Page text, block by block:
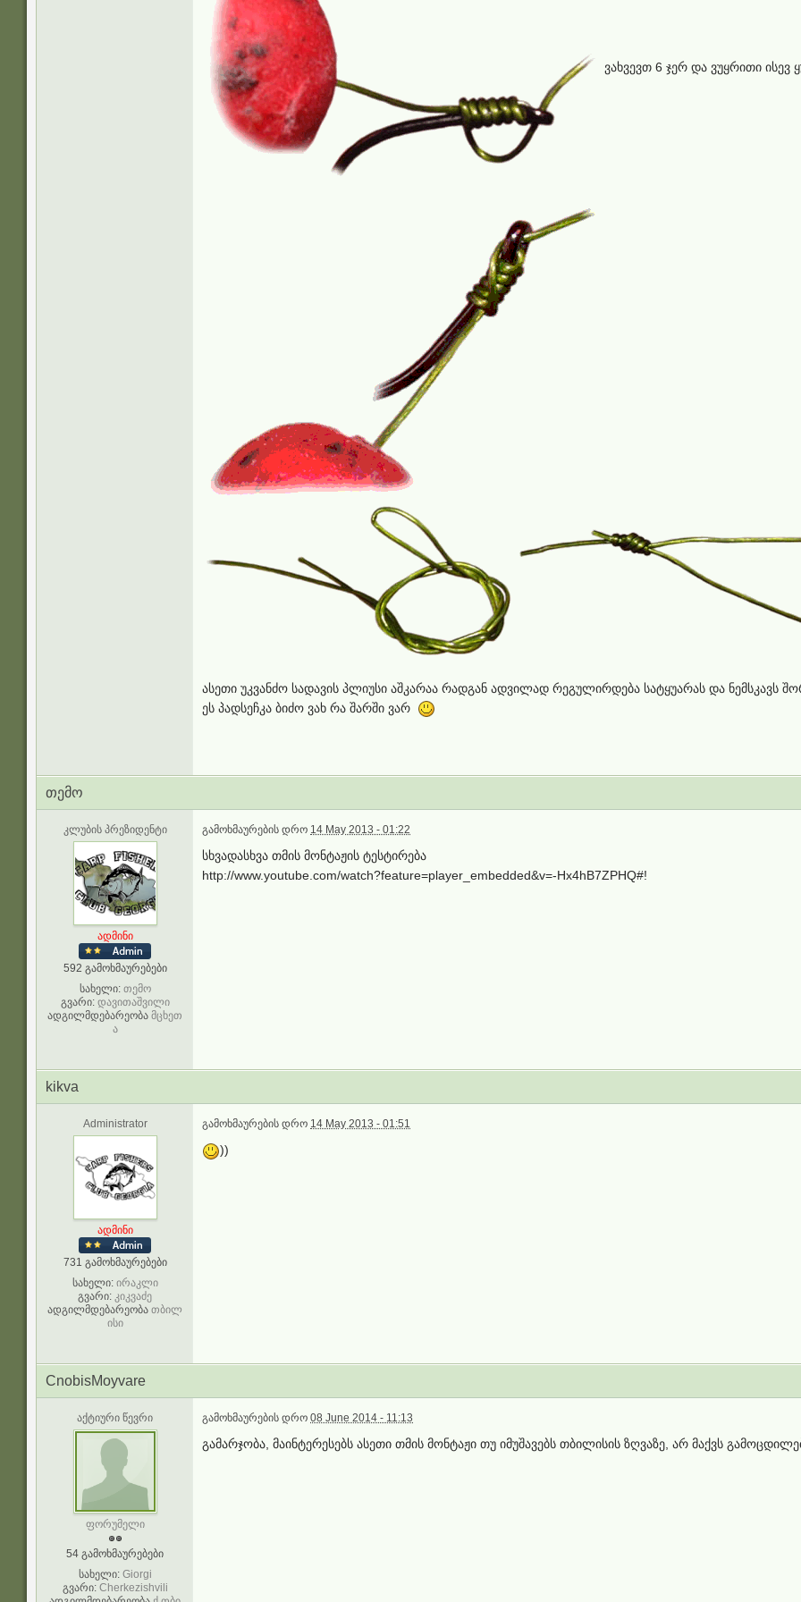
ვახვევთ 6 ჯერ და ვუყრითი ისევ
ასეთი უკვანძო სადავის პლიუსი აშკარაა რადგან ადვილად რეგულირდება სატყუარას და ნემსკავს
ეს პადსეჩკა ბიძო ვახ რა შარში ვარ
თემო
კლუბის პრეზიდენტი
ადმინი
592 გამოხმაურებები
სახელი: თემო
გვარი: დავითაშვილი
ადგილმდებარეობა მცხეთ
ა
გამოხმაურების დრო 14 May 2013 - 01:22
სხვადასხვა თმის მონტაჟის ტესტირება
http://www.youtube.com/watch?feature=player_embedded&v=-Hx4hB7ZPHQ#!
kikva
Administrator
ადმინი
731 გამოხმაურებები
სახელი: ირაკლი
გვარი: კიკვაძე
ადგილმდებარეობა თბილ
ისი
გამოხმაურების დრო 14 May 2013 - 01:51
))
CnobisMoyvare
აქტიური წევრი
ფორუმელი
54 გამოხმაურებები
სახელი: Giorgi
გვარი: Cherkezishvili
გამოხმაურების დრო 08 June 2014 - 11:13
გამარჯობა, მაინტერესებს ასეთი თმის მონტაჟი თუ იმუშავებს თბილისის ზღვაზე, არ მაქვს